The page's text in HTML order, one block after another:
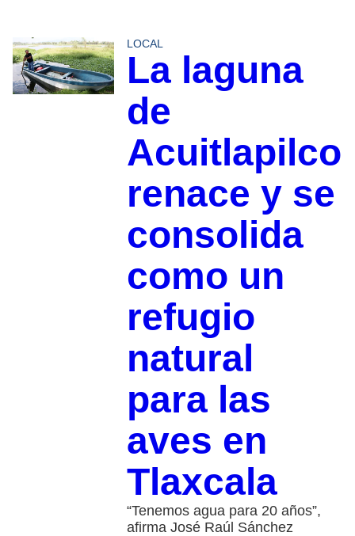
LOCAL
La laguna
de
Acuitlapilco
renace y se
consolida
como un
refugio
natural
para las
aves en
Tlaxcala
“Tenemos agua para 20 años”,
afirma José Raúl Sánchez